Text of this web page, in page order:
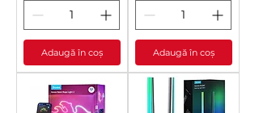
Adaugă în coș Adaugă în coș